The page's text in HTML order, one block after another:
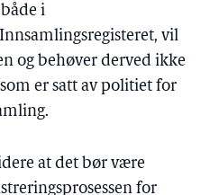
i
vil
og behøver derved ikke
er satt av politiet for
at det bør være
for